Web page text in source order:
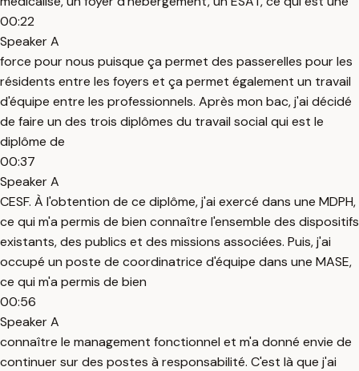
00:22
Speaker A
force pour nous puisque ça permet des passerelles pour les
résidents entre les foyers et ça permet également un travail
d'équipe entre les professionnels. Après mon bac, j'ai décidé
de faire un des trois diplômes du travail social qui est le
diplôme de
00:37
Speaker A
CESF. À l'obtention de ce diplôme, j'ai exercé dans une MDPH,
ce qui m'a permis de bien connaître l'ensemble des dispositifs
existants, des publics et des missions associées. Puis, j'ai
occupé un poste de coordinatrice d'équipe dans une MASE,
ce qui m'a permis de bien
00:56
Speaker A
connaître le management fonctionnel et m'a donné envie de
continuer sur des postes à responsabilité. C'est là que j'ai